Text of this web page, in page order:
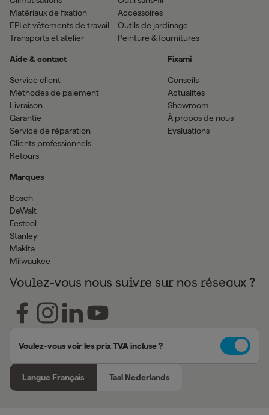
Matériaux de fixation
EPI et vêtements de travail
Transports et atelier
Accessoires
Outils de jardinage
Peinture & fournitures
Aide & contact
Service client
Méthodes de paiement
Livraison
Garantie
Service de réparation
Clients professionnels
Retours
Marques
Bosch
DeWalt
Festool
Stanley
Makita
Milwaukee
Fixami
Conseils
Actualites
Showroom
À propos de nous
Evaluations
Voulez-vous nous suivre sur nos réseaux ?
Voulez-vous voir les prix TVA incluse ?
Langue Français Taal Nederlands